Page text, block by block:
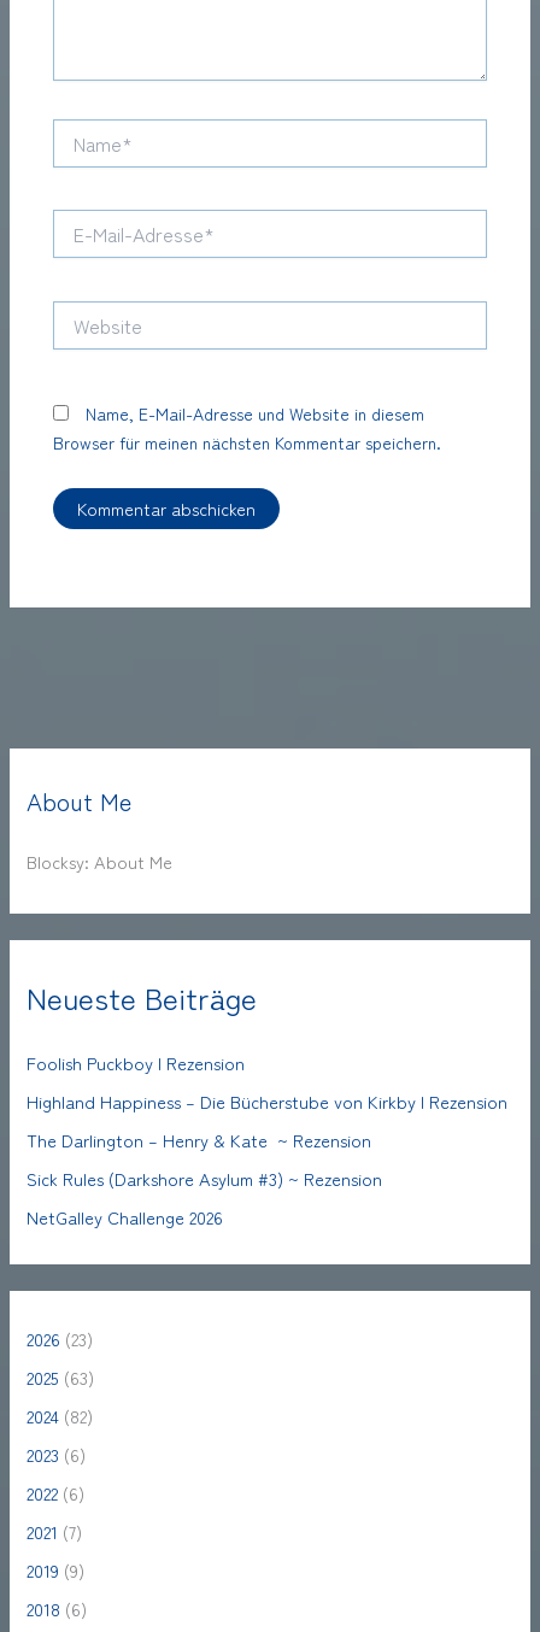
Mail-
Name, E-Mail-Adresse und Website in diesem
Browser für meinen nächsten Kommentar speichern.
About Me
Blocksy: About Me
Neueste Beiträge
Foolish Puckboy | Rezension
Highland Happiness – Die Bücherstube von Kirkby | Rezension
The Darlington – Henry & Kate ~ Rezension
Sick Rules (Darkshore Asylum #3) ~ Rezension
NetGalley Challenge 2026
2026 (23)
2025 (63)
2024 (82)
2023 (6)
2022 (6)
2021 (7)
2019 (9)
2018 (6)